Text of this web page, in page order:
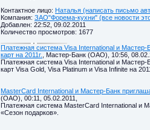
Контактное лицо: Наталья (написать письмо
Компания: ЗАО"Форема-кухни" (все новости
Добавлен: 22:52, 09.02.2011
Количество просмотров: 1677
Платежная система Visa International и
карт на 2011г.
, Мастер-Банк (ОАО), 10:56,
Платежная система Visa International и
карт Visa Gold, Visa Platinum и Visa Infinite на
MasterCard International и Мастер-Банк
(ОАО), 00:11, 05.02.2011,
Платежная система MasterCard International и
«Сезон подарков».